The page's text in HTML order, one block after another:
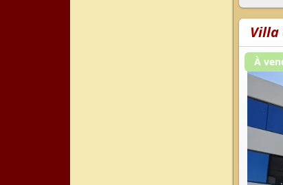
Villa
À